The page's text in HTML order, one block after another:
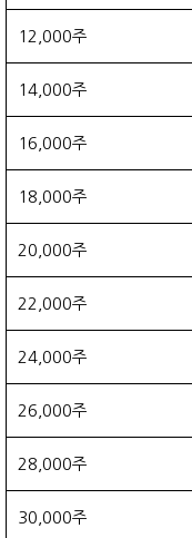
12,000주
14,000주
16,000주
18,000주
20,000주
22,000주
24,000주
26,000주
28,000주
30,000주